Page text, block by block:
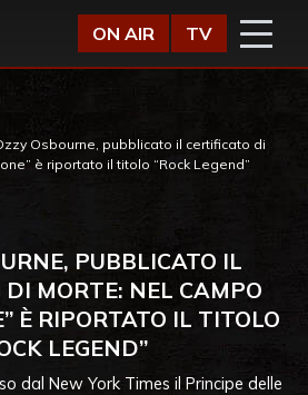
ON AIR TV
Osbourne, pubblicato il certificato di
è riportato il titolo “Rock Legend”
PUBBLICATO IL
DI MORTE: NEL CAMPO
È RIPORTATO IL TITOLO
LEGEND”
dal New York Times il Principe delle